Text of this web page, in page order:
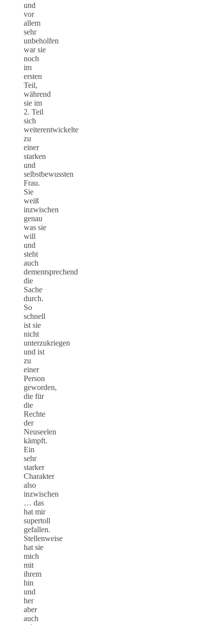
und
vor
allem
sehr
unbeholfen
war sie
noch
im
ersten
Teil,
während
sie im
2. Teil
sich
weiterentwickelte
zu
einer
starken
und
selbstbewussten
Frau.
Sie
weiß
inzwischen
genau
was sie
will
und
steht
auch
dementsprechend
die
Sache
durch.
So
schnell
ist sie
nicht
unterzukriegen
und ist
zu
einer
Person
geworden,
die für
die
Rechte
der
Neuseelen
kämpft.
Ein
sehr
starker
Charakter
also
inzwischen
… das
hat mir
supertoll
gefallen.
Stellenweise
hat sie
mich
mit
ihrem
hin
und
her
aber
auch